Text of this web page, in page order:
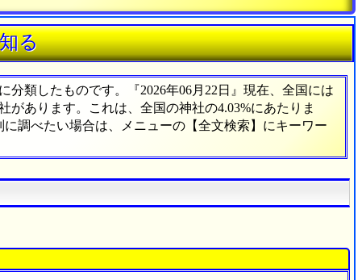
る
類したものです。『2026年06月22日』現在、全国には
があります。これは、全国の神社の4.03%にあたりま
調べたい場合は、メニューの【全文検索】にキーワー